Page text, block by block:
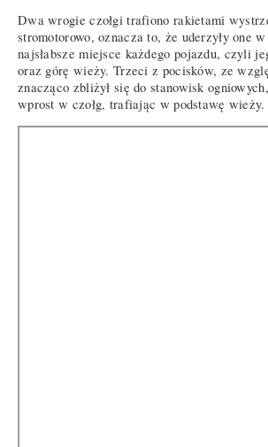
Dwa wrogie czołgi trafiono rakietami
stromotorowo, oznacza to, że uderzyły one
najsłabsze miejsce każdego pojazdu, czyli
oraz górę wieży. Trzeci z pocisków, ze
znacząco zbliżył się do stanowisk
wprost w czołg, trafiając w podstawę wieży.